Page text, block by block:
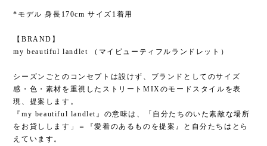
*モデル 身長170cm サイズ1着用
【BRAND】
my beautiful landlet （マイビューティフルランドレット）
シーズンごとのコンセプトは設けず、ブランドとしてのサイズ
感・色・素材を重視したストリートMIXのモードスタイルを表
現、提案します。
『my beautiful landlet』の意味は、「自分たちのいた素敵な場所
をお貸しします」＝『愛着のあるものを提案』と自分たちはとら
えています。